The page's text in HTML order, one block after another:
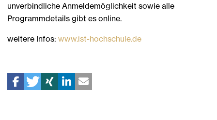
unverbindliche Anmeldemöglichkeit sowie alle
Programmdetails gibt es online.
weitere Infos: www.ist-hochschule.de